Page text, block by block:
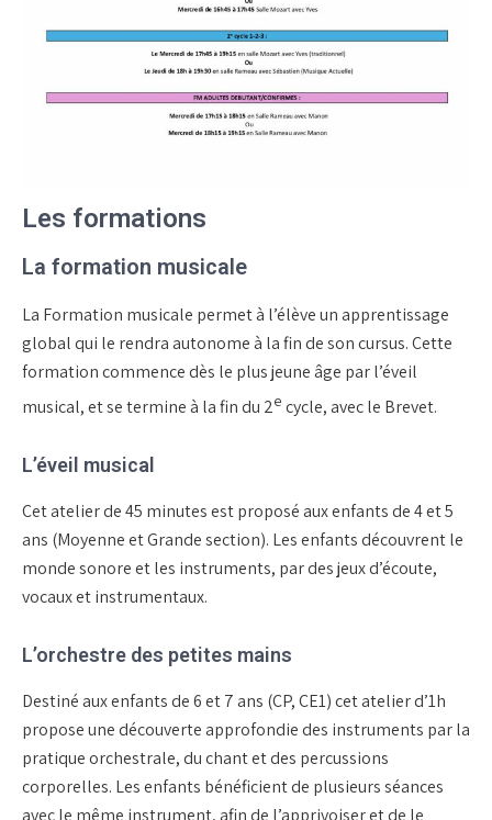
Les formations
La formation musicale
La Formation musicale permet à l’élève un apprentissage
global qui le rendra autonome à la fin de son cursus. Cette
formation commence dès le plus jeune âge par l’éveil
musical, et se termine à la fin du 2e cycle, avec le Brevet.
L’éveil musical
Cet atelier de 45 minutes est proposé aux enfants de 4 et 5
ans (Moyenne et Grande section). Les enfants découvrent le
monde sonore et les instruments, par des jeux d’écoute,
vocaux et instrumentaux.
L’orchestre des petites mains
Destiné aux enfants de 6 et 7 ans (CP, CE1) cet atelier d’1h
propose une découverte approfondie des instruments par la
pratique orchestrale, du chant et des percussions
corporelles. Les enfants bénéficient de plusieurs séances
avec le même instrument, afin de l’apprivoiser et de le